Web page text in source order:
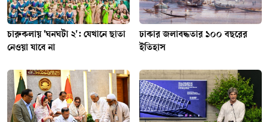
চারুকলায় 'ঘনঘটা ২': যেখানে ছাতা
নেওয়া যাবে না
ঢাকার জলাবদ্ধতার ১০০ বছরের
ইতিহাস